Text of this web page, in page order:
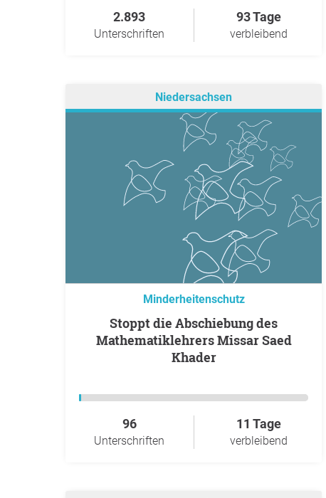
2.893
Unterschriften
93 Tage
verbleibend
Niedersachsen
Minderheitenschutz
Stoppt die Abschiebung des
Mathematiklehrers Missar Saed
Khader
96
Unterschriften
11 Tage
verbleibend